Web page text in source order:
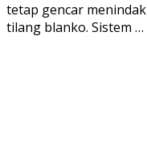
tetap gencar
tilang blanko. Sistem …